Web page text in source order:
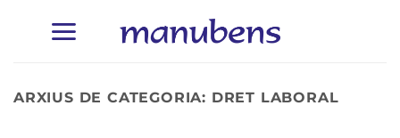
ARXIUS DE CATEGORIA: DRET LABORAL